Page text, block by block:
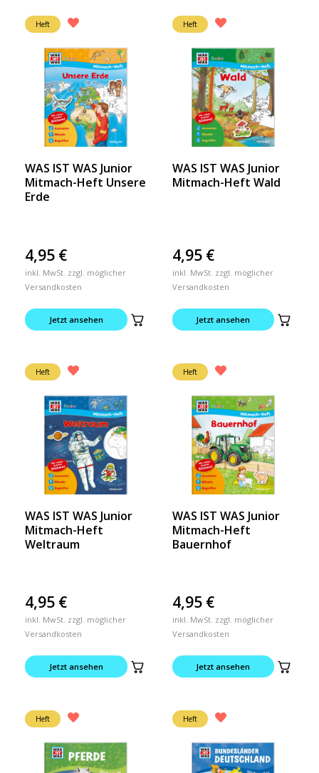
Heft
WAS IST WAS Junior
Mitmach-Heft Unsere
Erde
4,95 €
inkl. MwSt. zzgl. möglicher
Versandkosten
Jetzt ansehen
Heft
WAS IST WAS Junior
Mitmach-Heft Wald
4,95 €
inkl. MwSt. zzgl. möglicher
Versandkosten
Jetzt ansehen
Heft
WAS IST WAS Junior
Mitmach-Heft
Weltraum
4,95 €
inkl. MwSt. zzgl. möglicher
Versandkosten
Jetzt ansehen
Heft
WAS IST WAS Junior
Mitmach-Heft
Bauernhof
4,95 €
inkl. MwSt. zzgl. möglicher
Versandkosten
Jetzt ansehen
Heft Heft